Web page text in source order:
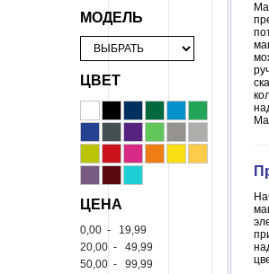
МОДЕЛЬ
ЦВЕТ
ЦЕНА
0,00 - 19,99
20,00 - 49,99
50,00 - 99,99